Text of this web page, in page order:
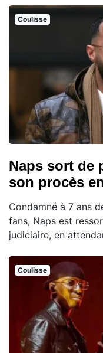
Coulisse
Naps sort de
son procès
Condamné à 7 ans
fans, Naps est
judiciaire, en
Coulisse